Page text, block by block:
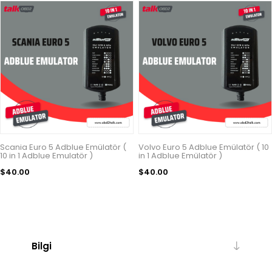
Scania Euro 5 Adblue Emülatör (
10 in 1 Adblue Emulatör )
$40.00
Volvo Euro 5 Adblue Emülatör ( 10
in 1 Adblue Emülatör )
$40.00
Bilgi